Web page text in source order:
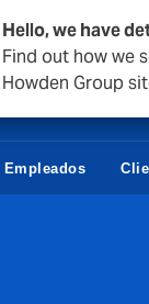
Hello, we have
Find out how we
Howden Group